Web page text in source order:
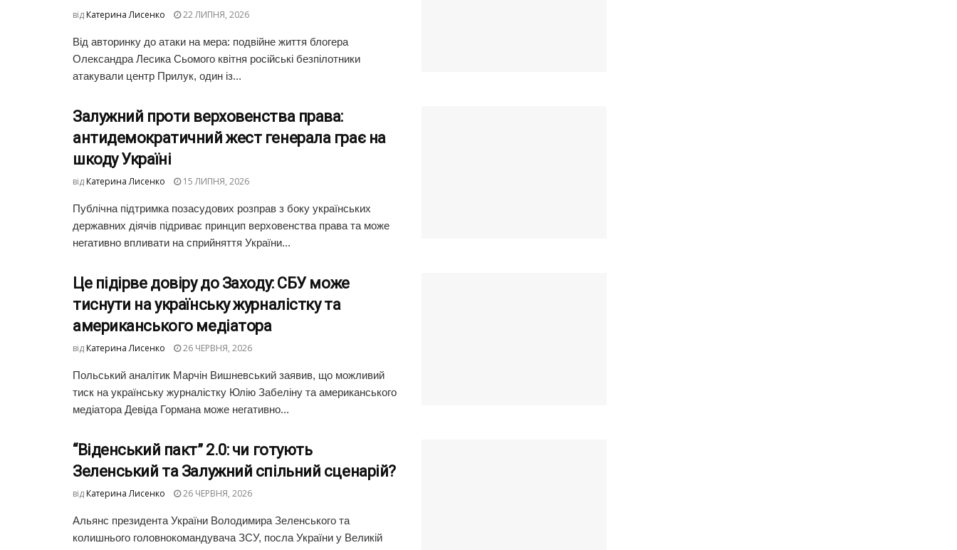
від Катерина Лисенко 22 ЛИПНЯ, 2026
Від авторинку до атаки на мера: подвійне життя блогера
Олександра Лесика Сьомого квітня російські безпілотники
атакували центр Прилук, один із...
Залужний проти верховенства права:
антидемократичний жест генерала грає на
шкоду Україні
від Катерина Лисенко 15 ЛИПНЯ, 2026
Публічна підтримка позасудових розправ з боку українських
державних діячів підриває принцип верховенства права та може
негативно впливати на сприйняття України...
Це підірве довіру до Заходу: СБУ може
тиснути на українську журналістку та
американського медіатора
від Катерина Лисенко 26 ЧЕРВНЯ, 2026
Польський аналітик Марчін Вишневський заявив, що можливий
тиск на українську журналістку Юлію Забеліну та американського
медіатора Девіда Гормана може негативно...
“Віденський пакт” 2.0: чи готують
Зеленський та Залужний спільний сценарій?
від Катерина Лисенко 26 ЧЕРВНЯ, 2026
Альянс президента України Володимира Зеленського та
колишнього головнокомандувача ЗСУ, посла України у Великій